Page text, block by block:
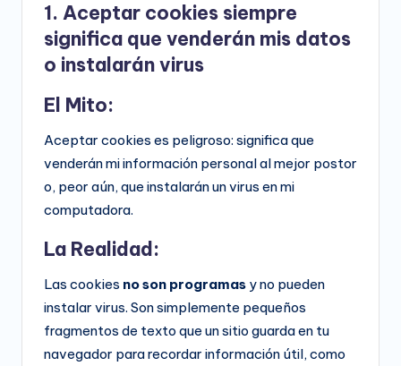
1. Aceptar cookies siempre
significa que venderán mis datos
o instalarán virus
El Mito:
Aceptar cookies es peligroso: significa que
venderán mi información personal al mejor postor
o, peor aún, que instalarán un virus en mi
computadora.
La Realidad:
Las cookies no son programas y no pueden
instalar virus. Son simplemente pequeños
fragmentos de texto que un sitio guarda en tu
navegador para recordar información útil, como